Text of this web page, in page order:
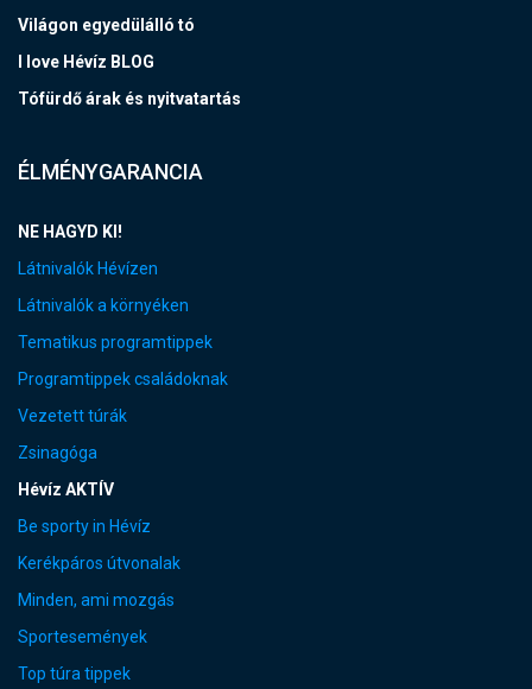
Világon egyedülálló tó
I love Hévíz BLOG
Tófürdő árak és nyitvatartás
ÉLMÉNYGARANCIA
NE HAGYD KI!
Látnivalók Hévízen
Látnivalók a környéken
Tematikus programtippek
Programtippek családoknak
Vezetett túrák
Zsinagóga
Hévíz AKTÍV
Be sporty in Hévíz
Kerékpáros útvonalak
Minden, ami mozgás
Sportesemények
Top túra tippek